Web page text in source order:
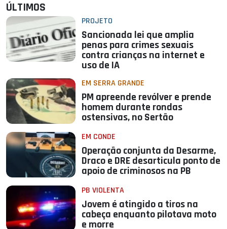
ÚLTIMOS
PROJETO
Sancionada lei que amplia
penas para crimes sexuais
contra crianças na internet e
uso de IA
EM SERRA GRANDE
PM apreende revólver e prende
homem durante rondas
ostensivas, no Sertão
EM CONDE
Operação conjunta da Desarme,
Draco e DRE desarticula ponto de
apoio de criminosos na PB
PB VIOLENTA
Jovem é atingido a tiros na
cabeça enquanto pilotava moto
e morre